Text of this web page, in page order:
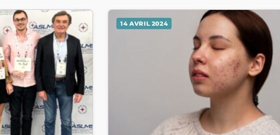
14 AVRIL 2024